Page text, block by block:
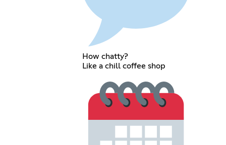
How chatty?
Like a chill coffee shop